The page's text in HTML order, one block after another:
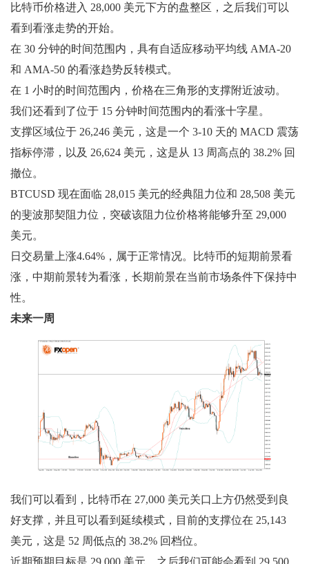
比特币价格进入 28,000 美元下方的盘整区，之后我们可以
看到看涨走势的开始。
在 30 分钟的时间范围内，具有自适应移动平均线 AMA-20
和 AMA-50 的看涨趋势反转模式。
在 1 小时的时间范围内，价格在三角形的支撑附近波动。
我们还看到了位于 15 分钟时间范围内的看涨十字星。
支撑区域位于 26,246 美元，这是一个 3-10 天的 MACD 震荡
指标停滞，以及 26,624 美元，这是从 13 周高点的 38.2% 回
撤位。
BTCUSD 现在面临 28,015 美元的经典阻力位和 28,508 美元
的斐波那契阻力位，突破该阻力位价格将能够升至 29,000
美元。
日交易量上涨4.64%，属于正常情况。比特币的短期前景看
涨，中期前景转为看涨，长期前景在当前市场条件下保持中
性。
未来一周
我们可以看到，比特币在 27,000 美元关口上方仍然受到良
好支撑，并且可以看到延续模式，目前的支撑位在 25,143
美元，这是 52 周低点的 38.2% 回档位。
近期预期目标是 29,000 美元，之后我们可能会看到 29,500